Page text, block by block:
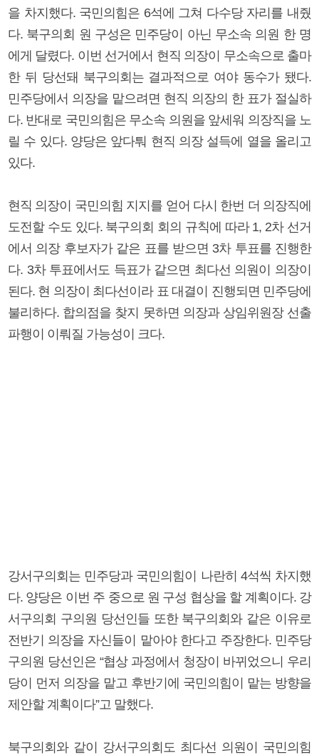
을 차지했다. 국민의힘은 6석에 그쳐 다수당 자리를 내줬
다. 북구의회 원 구성은 민주당이 아닌 무소속 의원 한 명
에게 달렸다. 이번 선거에서 현직 의장이 무소속으로 출마
한 뒤 당선돼 북구의회는 결과적으로 여야 동수가 됐다.
민주당에서 의장을 맡으려면 현직 의장의 한 표가 절실하
다. 반대로 국민의힘은 무소속 의원을 앞세워 의장직을 노
릴 수 있다. 양당은 앞다퉈 현직 의장 설득에 열을 올리고
있다.
현직 의장이 국민의힘 지지를 얻어 다시 한번 더 의장직에
도전할 수도 있다. 북구의회 회의 규칙에 따라 1, 2차 선거
에서 의장 후보자가 같은 표를 받으면 3차 투표를 진행한
다. 3차 투표에서도 득표가 같으면 최다선 의원이 의장이
된다. 현 의장이 최다선이라 표 대결이 진행되면 민주당에
불리하다. 합의점을 찾지 못하면 의장과 상임위원장 선출
파행이 이뤄질 가능성이 크다.
강서구의회는 민주당과 국민의힘이 나란히 4석씩 차지했
다. 양당은 이번 주 중으로 원 구성 협상을 할 계획이다. 강
서구의회 구의원 당선인들 또한 북구의회와 같은 이유로
전반기 의장을 자신들이 맡아야 한다고 주장한다. 민주당
구의원 당선인은 “협상 과정에서 청장이 바뀌었으니 우리
당이 먼저 의장을 맡고 후반기에 국민의힘이 맡는 방향을
제안할 계획이다”고 말했다.
북구의회와 같이 강서구의회도 최다선 의원이 국민의힘